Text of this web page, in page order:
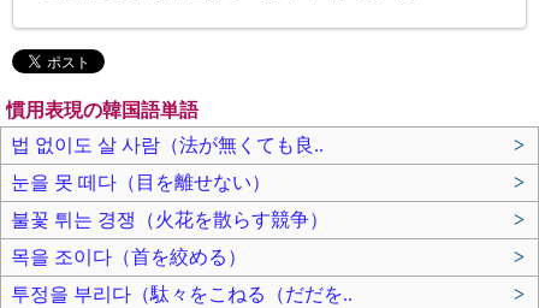
慣用表現の韓国語単語
법 없이도 살 사람（法が無くても良..
>
눈을 못 떼다（目を離せない）
>
불꽃 튀는 경쟁（火花を散らす競争）
>
목을 조이다（首を絞める）
>
투정을 부리다（駄々をこねる（だだを..
>